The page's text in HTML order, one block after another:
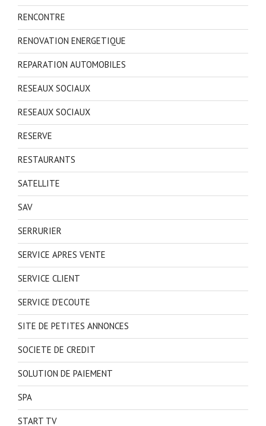
RENCONTRE
RENOVATION ENERGETIQUE
REPARATION AUTOMOBILES
RESEAUX SOCIAUX
RESEAUX SOCIAUX
RESERVE
RESTAURANTS
SATELLITE
SAV
SERRURIER
SERVICE APRES VENTE
SERVICE CLIENT
SERVICE D'ECOUTE
SITE DE PETITES ANNONCES
SOCIETE DE CREDIT
SOLUTION DE PAIEMENT
SPA
START TV